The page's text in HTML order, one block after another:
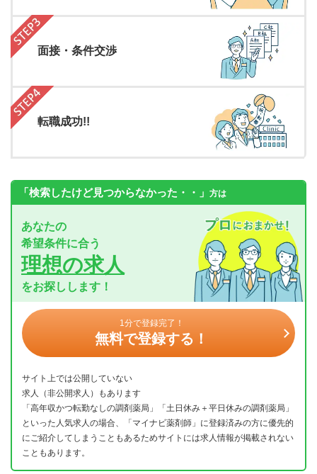
面接・条件交渉
転職成功!!
「検索したけど見つからなかった・・」 方は
あなたの
希望条件に合う
理想の求人
をお探しします！
1分で登録完了！
無料で登録する！
サイト上では公開していない
求人（非公開求人）もあります
「高年収かつ転勤なしの調剤薬局」「土日休み＋平日休みの調剤薬局」
といった人気求人の場合、「マイナビ薬剤師」に登録済みの方に優先的
にご紹介してしまうこともあるためサイトには求人情報が掲載されない
こともあります。